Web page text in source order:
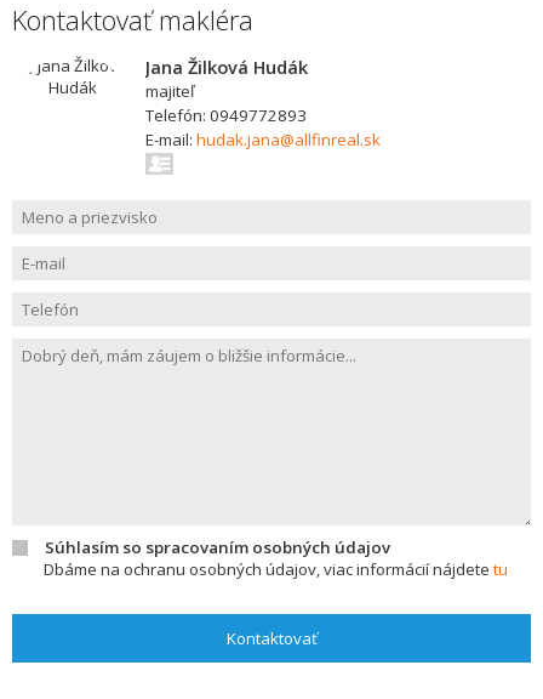
Kontaktovať makléra
Jana Žilková Hudák
majiteľ
Telefón: 0949772893
E-mail: hudak.jana@allfinreal.sk
Súhlasím so spracovaním osobných údajov
Dbáme na ochranu osobných údajov, viac informácií nájdete tu
Kontaktovať